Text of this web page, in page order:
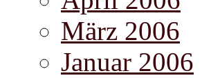
März 2006
Januar 2006